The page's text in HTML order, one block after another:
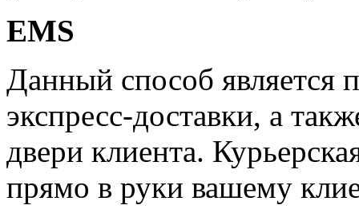
EMS
Данный способ является
экспресс-доставки, а
двери клиента.
прямо в руки вашему